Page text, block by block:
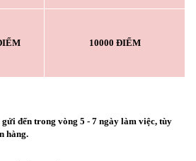
10000 ĐIỂM
gửi đến trong vòng 5 - 7 ngày làm việc, tùy
hàng.